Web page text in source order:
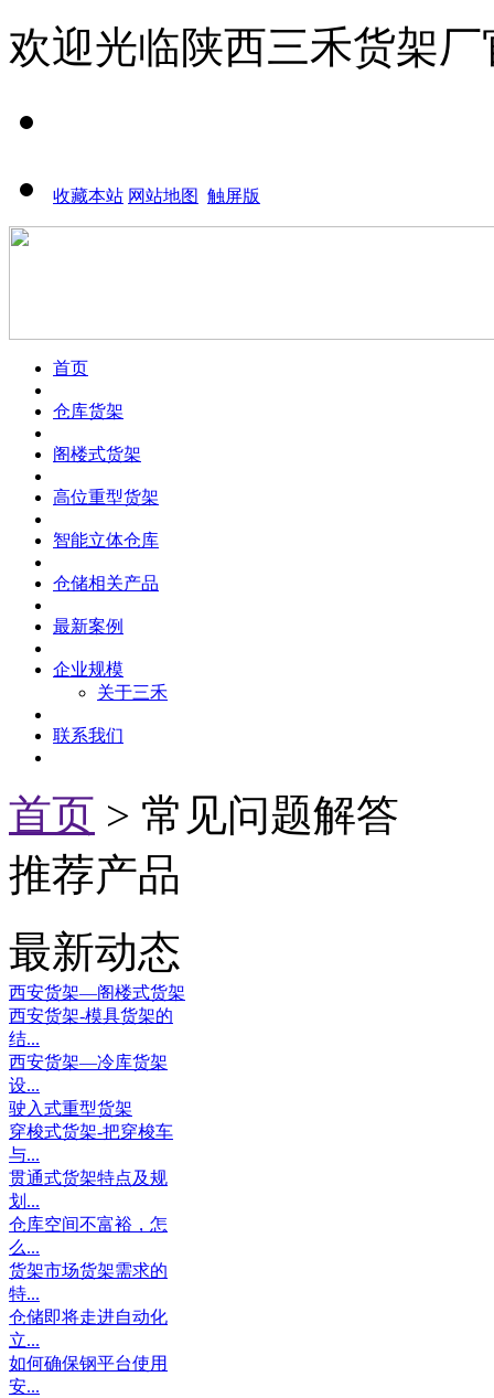
欢迎光临陕西三禾货架厂
收藏本站 网站地图 触屏版
首页
仓库货架
阁楼式货架
高位重型货架
智能立体仓库
仓储相关产品
最新案例
企业规模
关于三禾
联系我们
首页 > 常见问题解答
推荐产品
最新动态
西安货架—阁楼式货架
西安货架-模具货架的
结...
西安货架—冷库货架
设...
驶入式重型货架
穿梭式货架-把穿梭车
与...
贯通式货架特点及规
划...
仓库空间不富裕，怎
么...
货架市场货架需求的
特...
仓储即将走进自动化
立...
如何确保钢平台使用
安...